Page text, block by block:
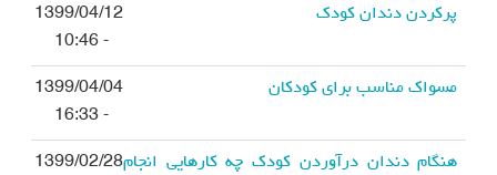
پرکردن دندان کودک
1399/04/12
- 10:46
مسواک مناسب برای کودکان
1399/04/04
- 16:33
هنگام دندان درآوردن کودک چه کارهایی انجام1399/02/28